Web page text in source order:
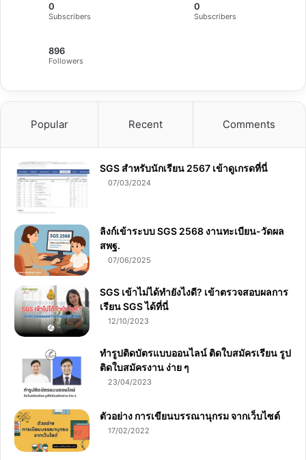
0
Subscribers
0
Subscribers
896
Followers
Popular Recent Comments
SGS สําหรับนักเรียน 2567 เข้าดูเกรดที่นี่
07/03/2024
ลิงก์เข้าระบบ SGS 2568 งานทะเบียน-วัดผล
สพฐ.
07/06/2025
SGS เข้าไม่ได้ทำยังไงดี? เข้าตรวจสอบผลการ
เรียน SGS ได้ที่นี่
12/10/2023
ทำรูปติดบัตรแบบออนไลน์ ติดใบสมัครเรียน รูป
ติดใบสมัครงาน ง่าย ๆ
23/04/2023
ตัวอย่าง การเขียนบรรณานุกรม จากเว็บไซต์
17/02/2022